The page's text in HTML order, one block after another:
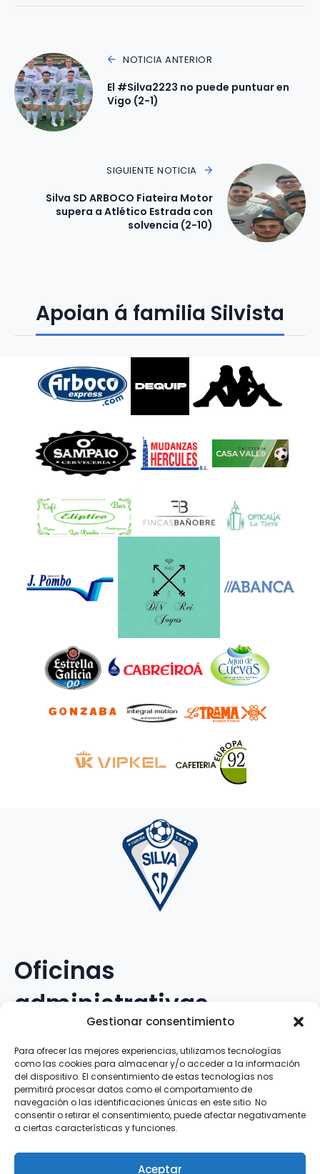
Gestionar consentimiento
Para ofrecer las mejores experiencias, utilizamos tecnologías
como las cookies para almacenar y/o acceder a la información
del dispositivo. El consentimiento de estas tecnologías nos
permitirá procesar datos como el comportamiento de
navegación o las identificaciones únicas en este sitio. No
consentir o retirar el consentimiento, puede afectar negativamente
a ciertas características y funciones.
Aceptar
NOTICIA ANTERIOR
El #Silva2223 no puede puntuar en
Vigo (2-1)
SIGUIENTE NOTICIA
Silva SD ARBOCO Fiateira Motor
supera a Atlético Estrada con
solvencia (2-10)
Apoian á familia Silvista
Oficinas
administrativas
Avenida Galileo Galilei, 12
15.008 · A Coruña · España
Teléfono:881.069.303
WhatsApp:616.897.466